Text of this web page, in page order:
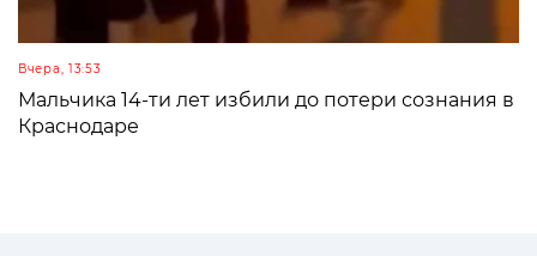
Вчера, 13:53
Мальчика 14-ти лет избили до потери сознания в
Краснодаре